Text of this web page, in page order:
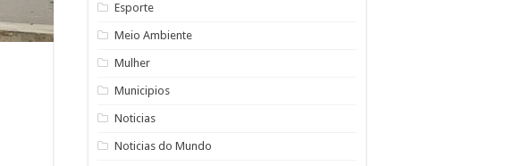
Esporte
Meio Ambiente
Mulher
Municipios
Noticias
Noticias do Mundo